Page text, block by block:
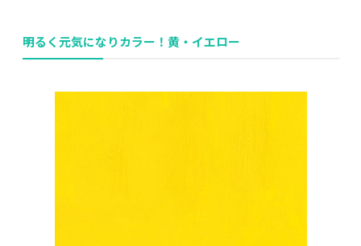
明るく元気になりカラー！黄・イエロー